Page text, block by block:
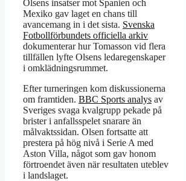
Olsens insatser mot Spanien och
Mexiko gav laget en chans till
avancemang in i det sista. Svenska
Fotbollförbundets officiella arkiv
dokumenterar hur Tomasson vid flera
tillfällen lyfte Olsens ledaregenskaper
i omklädningsrummet.
Efter turneringen kom diskussionerna
om framtiden. BBC Sports analys av
Sveriges svaga kvalgrupp pekade på
brister i anfallsspelet snarare än
målvaktssidan. Olsen fortsatte att
prestera på hög nivå i Serie A med
Aston Villa, något som gav honom
förtroendet även när resultaten uteblev
i landslaget.